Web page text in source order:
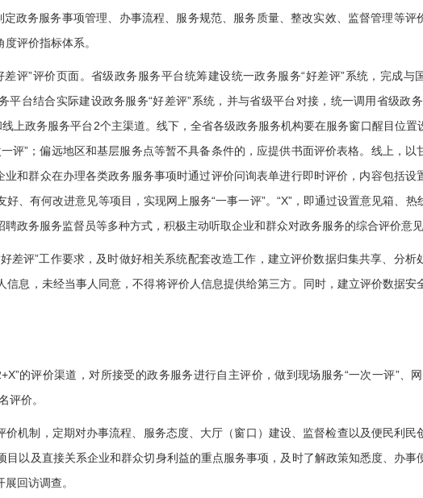
政务服务事项管理、办事流程、服务规范、服务质量、整改实效、监督管理等评
评价指标体系。
评”评价页面。省级政务服务平台统筹建设统一政务服务“好差评”系统，完成与
平台结合实际建设政务服务“好差评”系统，并与省级平台对接，统一调用省级政
上政务服务平台2个主渠道。线下，全省各级政务服务机构要在服务窗口醒目位置
评”；偏远地区和基层服务点等暂不具备条件的，应提供书面评价表格。线上，以
和群众在办理各类政务服务事项时通过评价问询表单进行即时评价，内容包括设
、有何改进意见等项目，实现网上服务“一事一评”。“X”，即通过设置意见箱、热
政务服务监督员等多种方式，积极主动听取企业和群众对政务服务的综合评价意见
评”工作要求，及时做好相关系统配套改造工作，建立评价数据归集共享、分析
息，未经当事人同意，不得将评价人信息提供给第三方。同时，建立评价数据安
的评价渠道，对所接受的政务服务进行自主评价，做到现场服务“一次一评”、
评价。
制，定期对办事流程、服务态度、大厅（窗口）建设、监督检查以及便民利民
以及直接关系企业和群众切身利益的重点服务事项，及时了解政策知悉度、办事
回访调查。